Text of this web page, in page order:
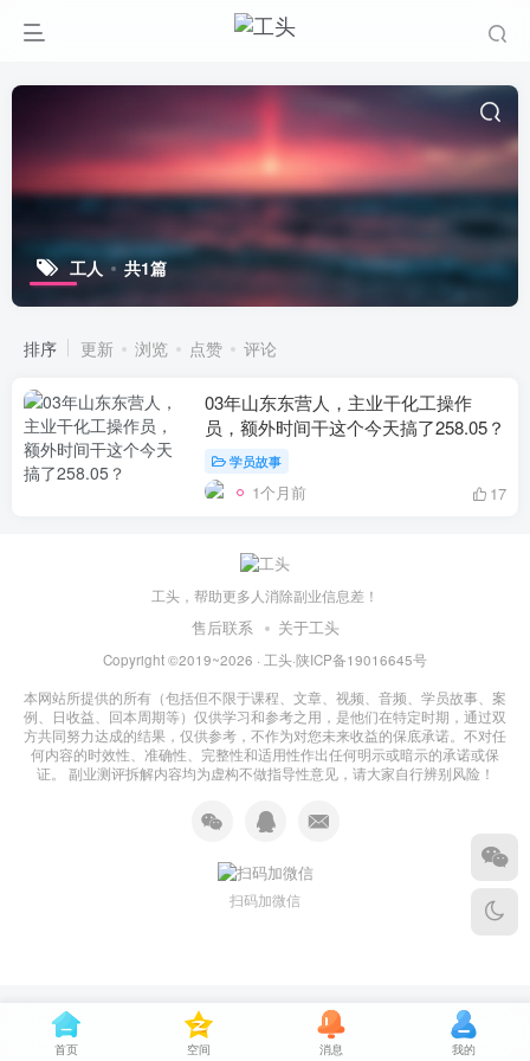
工人 共1篇
排序 更新 浏览 点赞 评论
03年山东东营人，主业干化工操作
员，额外时间干这个今天搞了258.05？
学员故事
1个月前 17
工头，帮助更多人消除副业信息差！
售后联系 关于工头
Copyright ©2019~2026 · 工头·陕ICP备19016645号
本网站所提供的所有（包括但不限于课程、文章、视频、音频、学员故事、案
例、日收益、回本周期等）仅供学习和参考之用，是他们在特定时期，通过双
方共同努力达成的结果，仅供参考，不作为对您未来收益的保底承诺。不对任
何内容的时效性、准确性、完整性和适用性作出任何明示或暗示的承诺或保
证。 副业测评拆解内容均为虚构不做指导性意见，请大家自行辨别风险！
扫码加微信
首页 空间 消息 我的